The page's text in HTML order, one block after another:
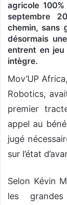
agricole
septembre
chemin, sans
désormais
entrent en
intègre.
Mov’UP
Robotics,
premier
appel au
jugé
sur l’état
Selon Kévin
les